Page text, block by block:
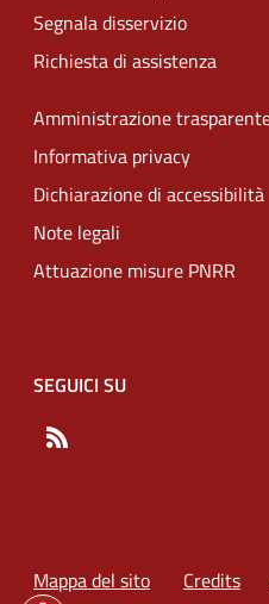
Segnala disservizio
Richiesta di assistenza
Amministrazione
Informativa privacy
Dichiarazione di accessibilità
Note legali
Attuazione misure PNRR
SEGUICI SU
Mappa del sito Credits